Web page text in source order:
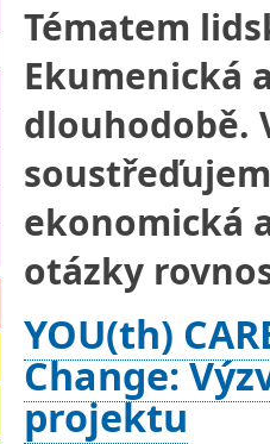
Tématem
Ekumenická
dlouhodobě.
ekonomická
otázky
YOU(th)
Change:
projektu